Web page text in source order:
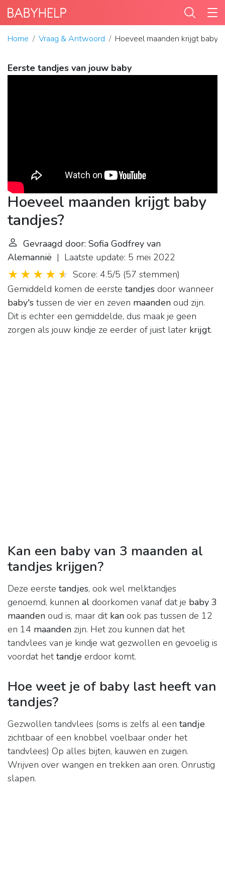
Home Vraag & Antwoord Hoeveel maanden krijgt baby
Eerste tandjes van jouw baby
Hoeveel maanden krijgt baby
tandjes?
Gevraagd door: Sofia Godfrey van
Alemannië | Laatste update: 5 mei 2022
Score: 4.5/5 (57 stemmen)
Gemiddeld komen de eerste tandjes door wanneer
baby's tussen de vier en zeven maanden oud zijn.
Dit is echter een gemiddelde, dus maak je geen
zorgen als jouw kindje ze eerder of juist later krijgt.
Kan een baby van 3 maanden al
tandjes krijgen?
Deze eerste tandjes, ook wel melktandjes
genoemd, kunnen al doorkomen vanaf dat je baby 3
maanden oud is, maar dit kan ook pas tussen de 12
en 14 maanden zijn. Het zou kunnen dat het
tandvlees van je kindje wat gezwollen en gevoelig is
voordat hettandje erdoor komt.
Hoe weet je of baby last heeft van
tandjes?
Gezwollen tandvlees (soms is zelfs al een tandje
zichtbaar of een knobbel voelbaar onder het
tandvlees) Op alles bijten, kauwen en zuigen.
Wrijven over wangen en trekken aan oren. Onrustig
slapen.